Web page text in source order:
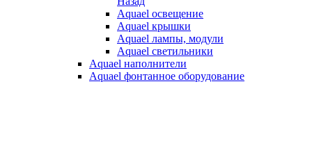
Aquael освещение
Aquael крышки
Aquael лампы, модули
Aquael светильники
Aquael наполнители
Aquael фонтанное оборудование